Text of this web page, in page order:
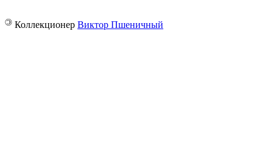
© Коллекционер Виктор Пшеничный